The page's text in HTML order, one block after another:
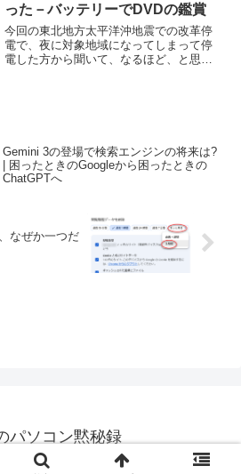
った－バッテリーでDVDの鑑賞
今回の東北地方太平洋沖地震での改革停
電で、夜に対象地域になってしまって停
電した方から聞いて、なるほど、と思っ
Gemini 3の登場で検索エンジンの将来は?
| 困ったときのGoogleから困ったときの
ChatGPTへ
なぜか一つだ
パソコン黙秘録
いのパソコン黙秘録.